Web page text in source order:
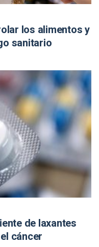
los alimentos y
sanitario
de laxantes
cáncer